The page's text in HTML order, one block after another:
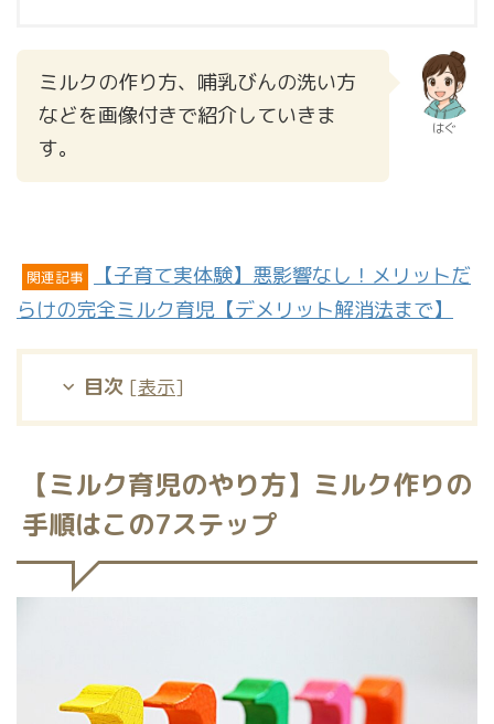
ミルクの作り方、哺乳びんの洗い方
などを画像付きで紹介していきま
す。
はぐ
関連記事
【子育て実体験】悪影響なし！メリットだ
らけの完全ミルク育児【デメリット解消法まで】
目次 [表示]
【ミルク育児のやり方】ミルク作りの
手順はこの7ステップ